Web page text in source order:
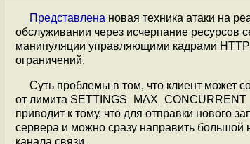
Представлена новая техника атаки на
обслуживании через исчерпание ресурсов
манипуляции управляющими кадрами
ограничений.
Суть проблемы в том, что клиент может
от лимита
приводит к тому, что для отправки нового
сервера и можно сразу направить большой
канала связи.